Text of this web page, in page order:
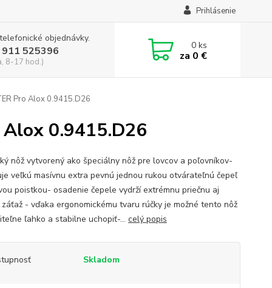
Prihlásenie
objednávky.
525396
8-17 hod.)
0ks
za 0 €
Pro Alox 0.9415.D26
0.9415.D26
nôž vytvorený ako špeciálny nôž pre lovcov a poľovníkov-
veľkú masívnu extra pevnú jednou rukou otvárateľnú čepeľ
poistkou- osadenie čepele vydrží extrémnu priečnu aj
- vďaka ergonomickému tvaru rúčky je možné tento nôž
ľahko a stabilne uchopiť-... celý popis
Skladom